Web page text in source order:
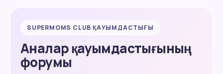
SUPERMOMS CLUB ҚАУЫМДАСТЫҒЫ
Аналар қауымдастығының
форумы